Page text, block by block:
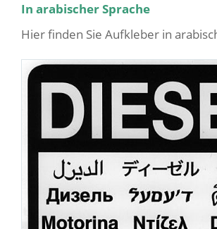
In arabischer Sprache
Hier finden Sie Aufkleber in